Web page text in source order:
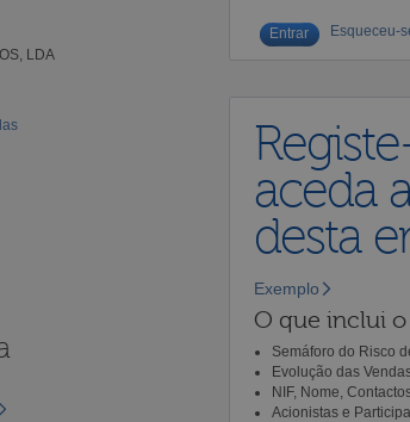
LDA
Esqueceu-
aceda
desta
Exemplo
O que inclui
Semáforo do Risco
Evolução das
NIF, Nome,
Acionistas e